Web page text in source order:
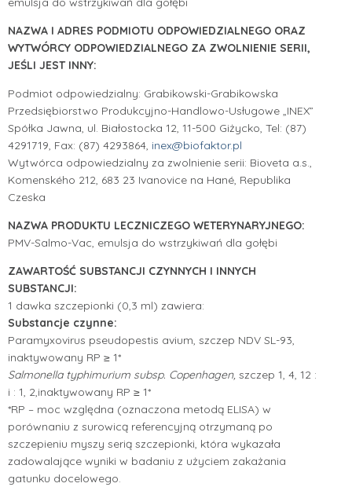
NAZWA I ADRES PODMIOTU ODPOWIEDZIALNEGO ORAZ
WYTWÓRCY ODPOWIEDZIALNEGO ZA ZWOLNIENIE SERII,
JEŚLI JEST INNY:
Podmiot odpowiedzialny: Grabikowski-Grabikowska
Przedsiębiorstwo Produkcyjno-Handlowo-Usługowe „INEX”
Spółka Jawna, ul. Białostocka 12, 11-500 Giżycko, Tel: (87)
4291719, Fax: (87) 4293864, inex@biofaktor.pl
Wytwórca odpowiedzialny za zwolnienie serii: Bioveta a.s.,
Komenského 212, 683 23 Ivanovice na Hané, Republika
Czeska
NAZWA PRODUKTU LECZNICZEGO WETERYNARYJNEGO:
PMV-Salmo-Vac, emulsja do wstrzykiwań dla gołębi
ZAWARTOŚĆ SUBSTANCJI CZYNNYCH I INNYCH
SUBSTANCJI:
1 dawka szczepionki (0,3 ml) zawiera:
Substancje czynne:
Paramyxovirus pseudopestis avium, szczep NDV SL-93,
inaktywowany RP ≥ 1*
Salmonella typhimurium subsp. Copenhagen, szczep 1, 4, 12 :
i : 1, 2,inaktywowany RP ≥ 1*
*RP – moc względna (oznaczona metodą ELISA) w
porównaniu z surowicą referencyjną otrzymaną po
szczepieniu myszy serią szczepionki, która wykazała
zadowalające wyniki w badaniu z użyciem zakażania
gatunku docelowego.